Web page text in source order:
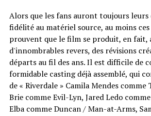
Alors que les fans auront toujours leurs
fidélité au matériel source, au moins
prouvent que le film se produit, en fait,
d'innombrables revers, des révisions
départs au fil des ans. Il est difficile de
formidable casting déjà assemblé, qui
de « Riverdale » Camila Mendes comme
Brie comme Evil-Lyn, Jared Ledo
Elba comme Duncan / Man-at-Arms,